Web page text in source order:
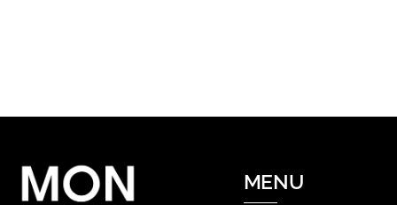
MENU